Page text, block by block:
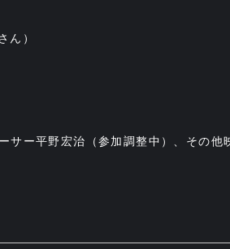
ん）
サー平野宏治（参加調整中）、その他